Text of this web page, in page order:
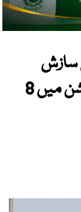
سازش
ناکام، سیکیورٹی فورسز کے آپریشن میں 8